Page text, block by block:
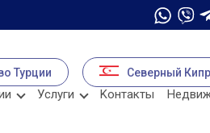
Турции Северный Кипр
Услуги Kонтакты